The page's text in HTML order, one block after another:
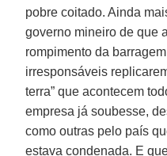
pobre coitado. Ainda
governo mineiro de que
rompimento da
irresponsáveis
terra” que acontecem
empresa já soubesse,
como outras pelo país
estava condenada. E